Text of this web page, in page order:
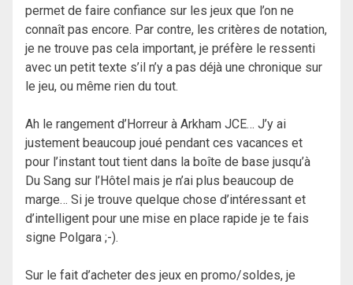
permet de faire confiance sur les jeux que l’on ne
connaît pas encore. Par contre, les critères de notation,
je ne trouve pas cela important, je préfère le ressenti
avec un petit texte s’il n’y a pas déjà une chronique sur
le jeu, ou même rien du tout.
Ah le rangement d’Horreur à Arkham JCE… J’y ai
justement beaucoup joué pendant ces vacances et
pour l’instant tout tient dans la boîte de base jusqu’à
Du Sang sur l’Hôtel mais je n’ai plus beaucoup de
marge… Si je trouve quelque chose d’intéressant et
d’intelligent pour une mise en place rapide je te fais
signe Polgara ;-).
Sur le fait d’acheter des jeux en promo/soldes, je